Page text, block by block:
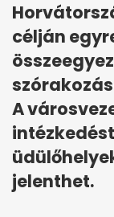
célján
A
jelenthet.